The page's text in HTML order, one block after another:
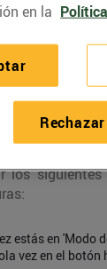
de forma
cambiar las
sostenida
los
estás en 'Modo
vez en el botón
en la
Rechazar